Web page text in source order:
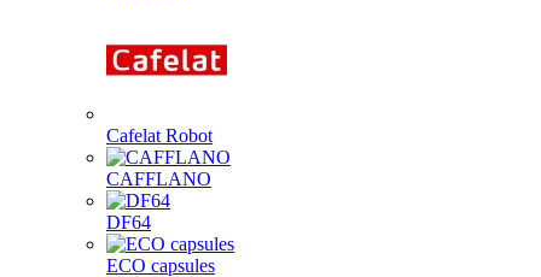
Cafelat Robot
CAFFLANO
DF64
ECO capsules